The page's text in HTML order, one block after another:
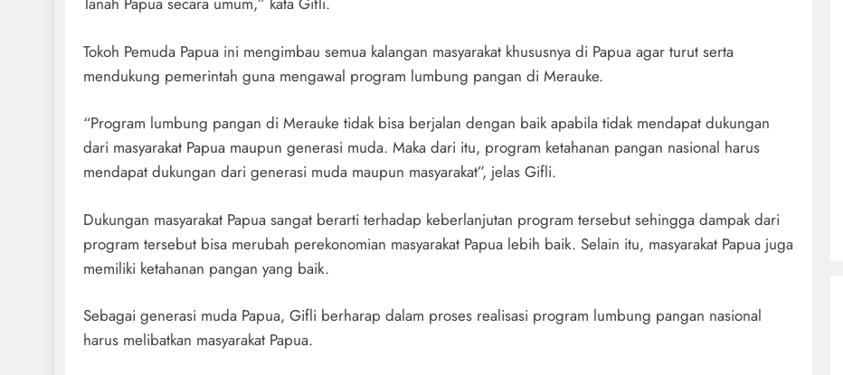
Tokoh Pemuda Papua ini mengimbau semua kalangan masyarakat khususnya di Papua agar turut serta
mendukung pemerintah guna mengawal program lumbung pangan di Merauke.
“Program lumbung pangan di Merauke tidak bisa berjalan dengan baik apabila tidak mendapat dukungan
dari masyarakat Papua maupun generasi muda. Maka dari itu, program ketahanan pangan nasional harus
mendapat dukungan dari generasi muda maupun masyarakat”, jelas Gifli.
Dukungan masyarakat Papua sangat berarti terhadap keberlanjutan program tersebut sehingga dampak dari
program tersebut bisa merubah perekonomian masyarakat Papua lebih baik. Selain itu, masyarakat Papua juga
memiliki ketahanan pangan yang baik.
Sebagai generasi muda Papua, Gifli berharap dalam proses realisasi program lumbung pangan nasional
harus melibatkan masyarakat Papua.